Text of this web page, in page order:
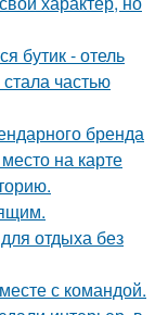
бутик - отель
частью
бренда
на карте
отдыха без
с командой.